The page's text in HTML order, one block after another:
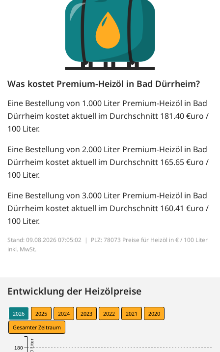
Was kostet Premium-Heizöl in Bad Dürrheim?
Eine Bestellung von 1.000 Liter Premium-Heizöl in Bad
Dürrheim kostet aktuell im Durchschnitt 181.40 €uro /
100 Liter.
Eine Bestellung von 2.000 Liter Premium-Heizöl in Bad
Dürrheim kostet aktuell im Durchschnitt 165.65 €uro /
100 Liter.
Eine Bestellung von 3.000 Liter Premium-Heizöl in Bad
Dürrheim kostet aktuell im Durchschnitt 160.41 €uro /
100 Liter.
Stand: 09.08.2026 07:05:02 | PLZ: 78073 Preise für Heizöl in € / 100 Liter
inkl. MwSt.
Entwicklung der Heizölpreise
2026 2025 2024 2023 2022 2021
2020
Gesamter Zeitraum
180